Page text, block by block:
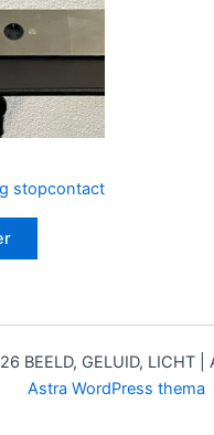
stopcontact
BEELD, GELUID, LICHT
Astra WordPress thema